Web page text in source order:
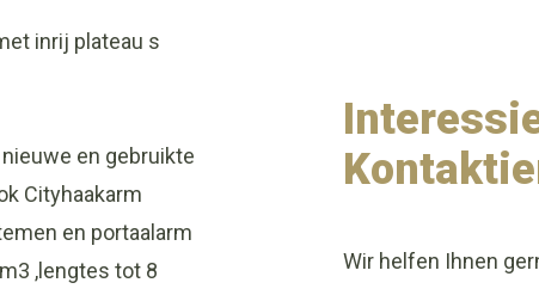
inrij plateau s
en gebruikte
Cityhaakarm
en portaalarm
,lengtes tot 8
Wir helfen Ihnen